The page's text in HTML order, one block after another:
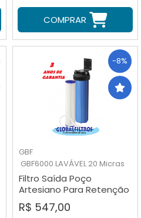
COMPRAR
-8%
GBF
GBF6000 LAVÁVEL 20 Micras
Filtro Saída Poço
Artesiano Para Retenção
Areia Fina Gbf6000 20
Micras
R$ 547,00